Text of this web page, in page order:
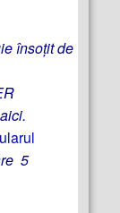
însoțit de
5